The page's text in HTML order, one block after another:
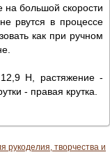
на большой скорости
рвутся в процессе
как при ручном
Н, растяжение -
- правая крутка.
рукоделия, творчества и